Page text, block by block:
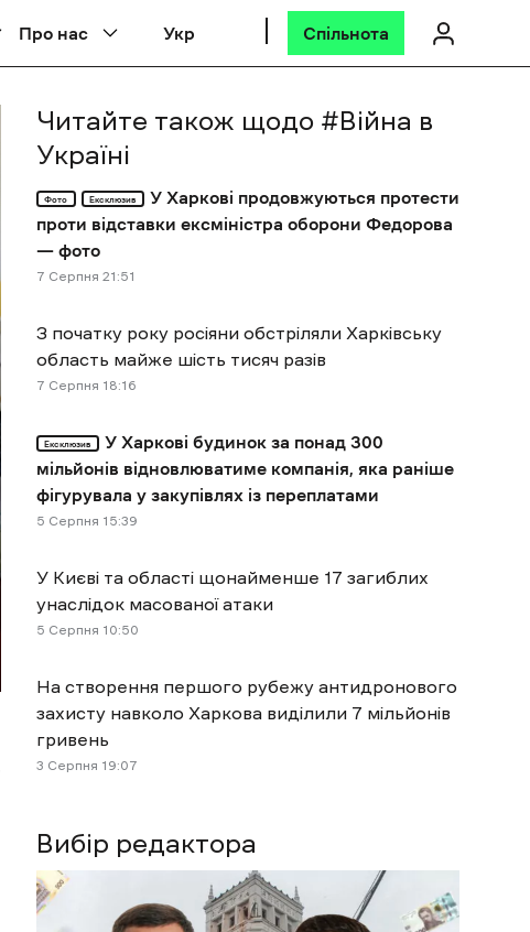
Про нас Укр Спільнота
Вибір редактора
Читайте також щодо # Війна в
Україні
Фото Ексклюзив
У Харкові продовжуються протести
проти відставки ексміністра оборони Федорова
— фото
7 Cерпня 21:51
З початку року росіяни обстріляли Харківську
область майже шість тисяч разів
7 Cерпня 18:16
Ексклюзив
У Харкові будинок за понад 300
мільйонів відновлюватиме компанія, яка раніше
фігурувала у закупівлях із переплатами
5 Cерпня 15:39
У Києві та області щонайменше 17 загиблих
унаслідок масованої атаки
5 Cерпня 10:50
На створення першого рубежу антидронового
захисту навколо Харкова виділили 7 мільйонів
гривень
3 Cерпня 19:07